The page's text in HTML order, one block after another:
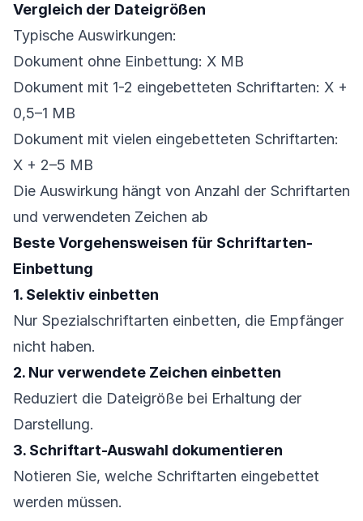
Vergleich der Dateigrößen
Typische Auswirkungen:
Dokument ohne Einbettung: X MB
Dokument mit 1-2 eingebetteten Schriftarten: X +
0,5–1 MB
Dokument mit vielen eingebetteten Schriftarten:
X + 2–5 MB
Die Auswirkung hängt von Anzahl der Schriftarten
und verwendeten Zeichen ab
Beste Vorgehensweisen für Schriftarten-
Einbettung
1. Selektiv einbetten
Nur Spezialschriftarten einbetten, die Empfänger
nicht haben.
2. Nur verwendete Zeichen einbetten
Reduziert die Dateigröße bei Erhaltung der
Darstellung.
3. Schriftart-Auswahl dokumentieren
Notieren Sie, welche Schriftarten eingebettet
werden müssen.